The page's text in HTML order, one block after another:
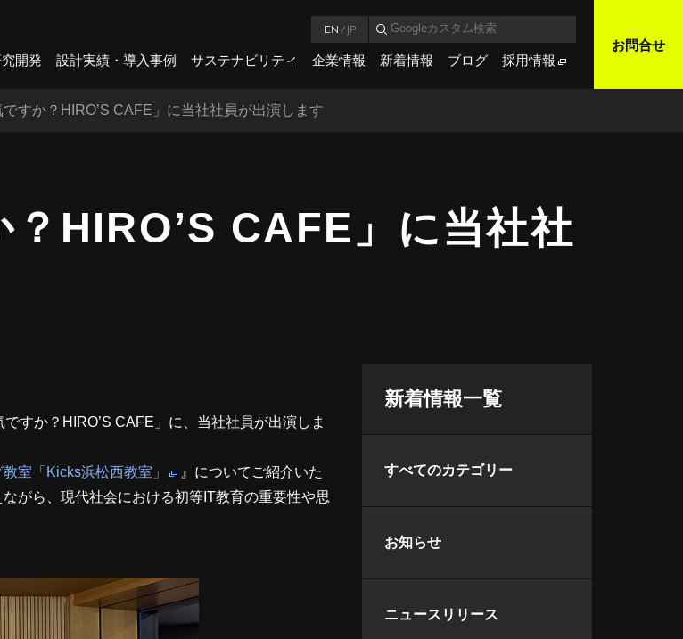
開発 設計実績・導入事例 サステナビリティ 企業情報 新着情報 ブログ 採用情報
お問合せ
EN / JP
すか？HIRO’S CAFE」に当社社員が出演します
HIRO’S CAFE」に当社社
すか？HIRO’S CAFE」に、当社社員が出演しま
室「Kicks浜松西教室」
』についてご紹介いた
がら、現代社会における初等IT教育の重要性や思
新着情報一覧
すべてのカテゴリー
お知らせ
ニュースリリース